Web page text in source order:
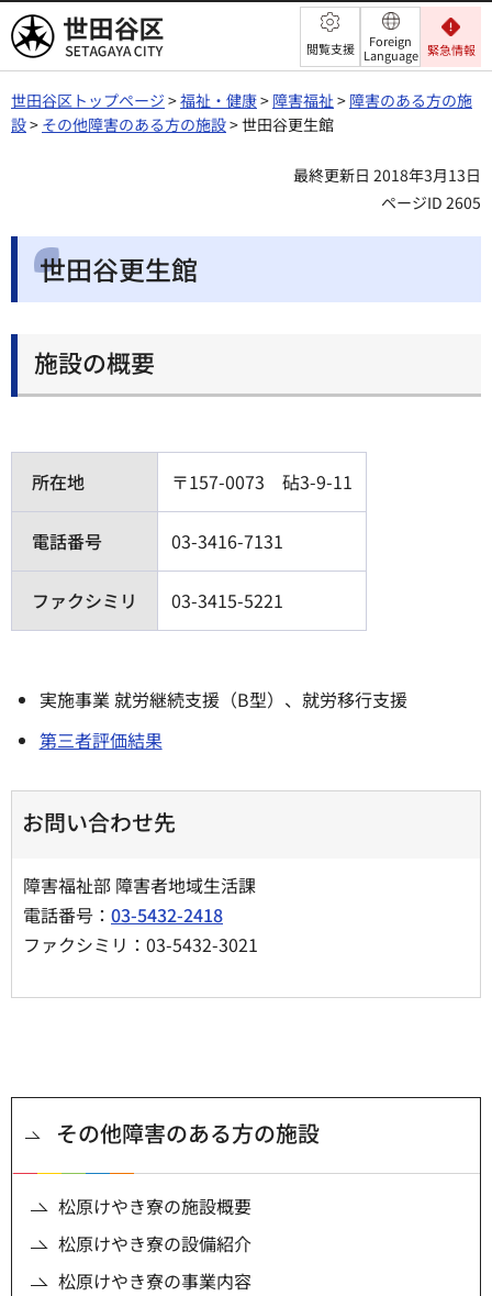
世田谷区 閲覧支援
Foreign
Language 緊急情報
世田谷区トップページ >福祉・健康> 障害福祉 > 障害のある方の施
設> その他障害のある方の施設> 世田谷更生館
最終更新日 2018年3月13日
ページID 2605
世田谷更生館
施設の概要
所在地 〒157-0073 砧3-9-11
電話番号 03-3416-7131
ファクシミリ 03-3415-5221
実施事業 就労継続支援（B型）、就労移行支援
第三者評価結果
お問い合わせ先
障害福祉部 障害者地域生活課
電話番号： 03-5432-2418
ファクシミリ：03-5432-3021
その他障害のある方の施設
松原けやき寮の施設概要
松原けやき寮の設備紹介
松原けやき寮の事業内容